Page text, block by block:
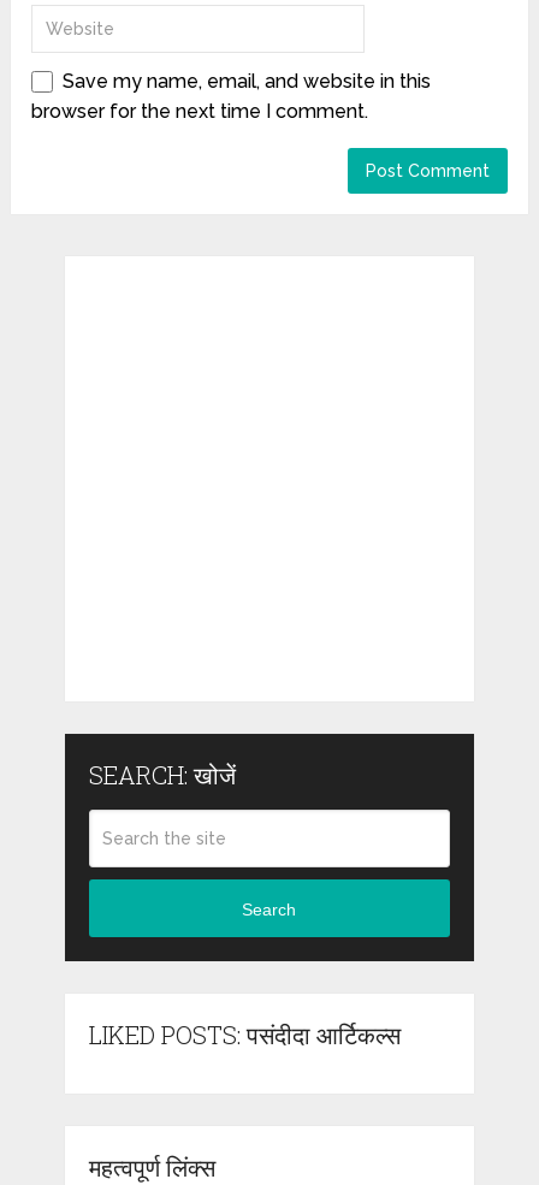
Save my name, email, and website in this
browser for the next time I comment.
SEARCH: खोजें
Search
LIKED POSTS: पसंदीदा आर्टिकल्स
महत्वपूर्ण लिंक्स